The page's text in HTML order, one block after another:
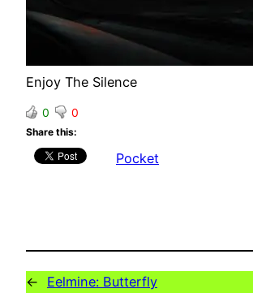
Enjoy The Silence
0 0
Share this:
Pocket
← Eelmine: Butterfly